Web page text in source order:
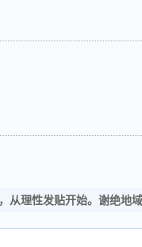
从理性发贴开始。谢绝地